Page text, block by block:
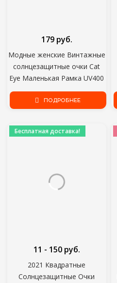
Модные женские Винтажные
солнцезащитные очки Cat
Eye Маленькая Рамка UV400
Солнцезащитные очки
Уличные Очки Роскошные
очки
179 руб.
ПОДРОБНЕЕ
Бесплатная доставка!
2021 Квадратные
Солнцезащитные Очки
11 - 150 руб.